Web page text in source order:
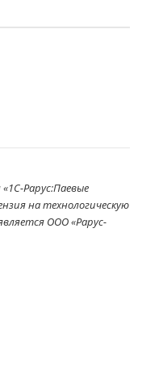
Рарус:Паевые
на технологическую
ООО «Рарус-